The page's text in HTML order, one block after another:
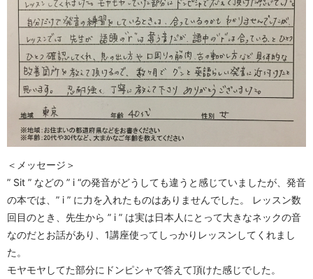
＜メッセージ＞
” Sit ” などの ” i “の発音がどうしても違うと感じていましたが、発音
の本では、” i ” に力を入れたものはありませんでした。 レッスン数
回目のとき、先生から ” i ” は実は日本人にとって大きなネックの音
なのだとお話があり、1講座使ってしっかりレッスンしてくれまし
た。
モヤモヤしてた部分にドンピシャで答えて頂けた感じでした。